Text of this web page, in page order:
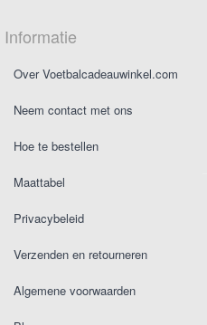
Informatie
Over Voetbalcadeauwinkel.com
Neem contact met ons
Hoe te bestellen
Maattabel
Privacybeleid
Verzenden en retourneren
Algemene voorwaarden